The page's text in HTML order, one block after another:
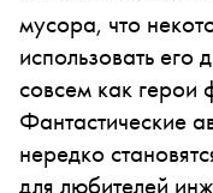
мусора, что
использовать
совсем как
Фантастические
нередко
для любителей